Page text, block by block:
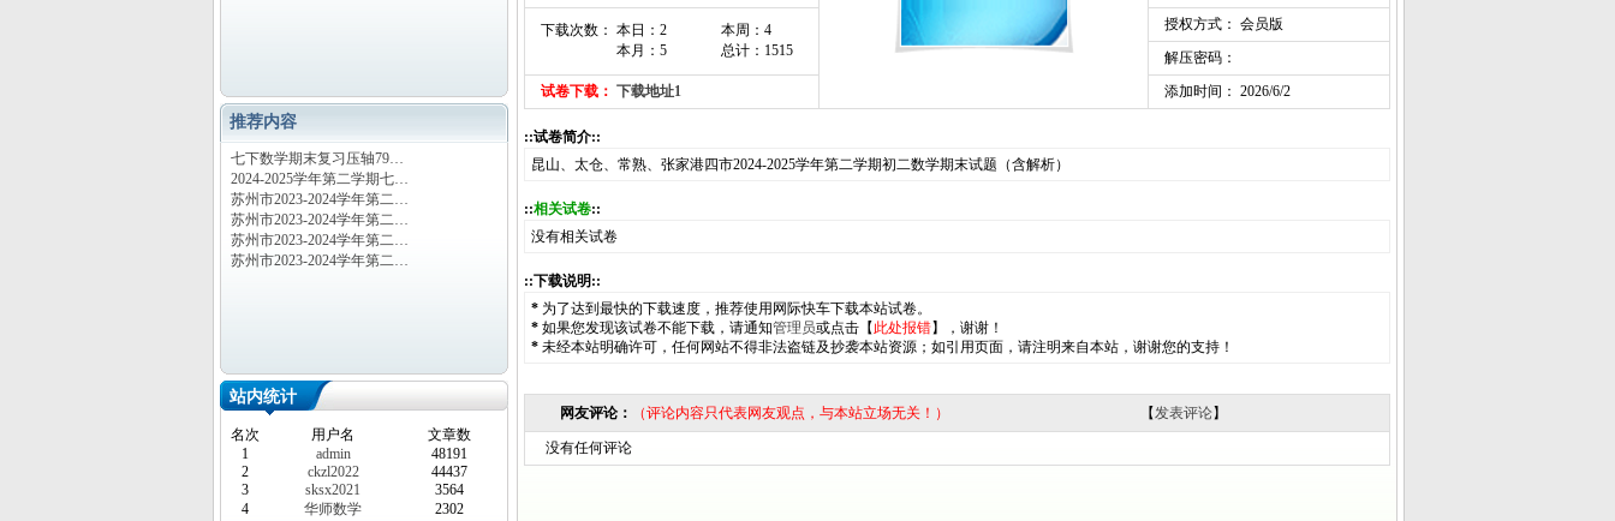
推荐内容
七下数学期末复习压轴79…
2024-2025学年第二学期七…
苏州市2023-2024学年第二…
苏州市2023-2024学年第二…
苏州市2023-2024学年第二…
苏州市2023-2024学年第二…
站内统计
名次 用户名
文章数
1
admin
48191
2
ckzl2022
44437
3
sksx2021
3564
4
华师数学
2302
下载次数： 本日：2
本月：5
本周：4
总计：1515
授权方式： 会员版
解压密码：
试卷下载： 下载地址1 添加时间： 2026/6/2
::试卷简介::
昆山、太仓、常熟、张家港四市2024-2025学年第二学期初二数学期末试题（含解析）
::相关试卷::
没有相关试卷
::下载说明::
* 为了达到最快的下载速度，推荐使用网际快车下载本站试卷。
* 如果您发现该试卷不能下载，请通知管理员或点击【 此处报错】，谢谢！
* 未经本站明确许可，任何网站不得非法盗链及抄袭本站资源；如引用页面，请注明来自本站，谢谢您的支持！
网友评论： （评论内容只代表网友观点，与本站立场无关！） 【发表评论】
没有任何评论